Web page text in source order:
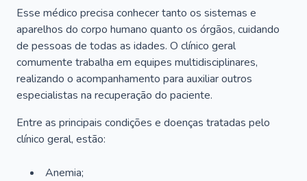
Esse médico precisa conhecer tanto os sistemas e
aparelhos do corpo humano quanto os órgãos, cuidando
de pessoas de todas as idades. O clínico geral
comumente trabalha em equipes multidisciplinares,
realizando o acompanhamento para auxiliar outros
especialistas na recuperação do paciente.
Entre as principais condições e doenças tratadas pelo
clínico geral, estão:
Anemia;